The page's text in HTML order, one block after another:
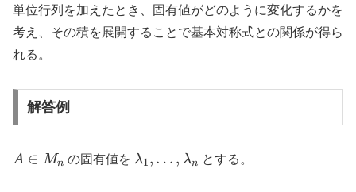
単位行列を加えたとき、固有値がどのように変化するかを
考え、その積を展開することで基本対称式との関係が得ら
れる。
解答例
A
A ∈ Mn の固有値を \lambda_1,\dots,\lambda_n
λ1, … , λn とする。